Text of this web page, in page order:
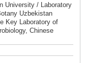
University / Laboratory
Uzbekistan
Key Laboratory of
Chinese